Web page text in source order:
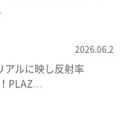
2026.06.2
アルに映し反射率
PLAZ…